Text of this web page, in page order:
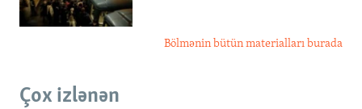
Bölmənin bütün materialları burada
Çox izlənən